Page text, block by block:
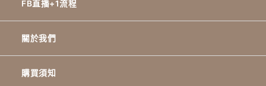
FB直播+1流程
關於我們
購買須知